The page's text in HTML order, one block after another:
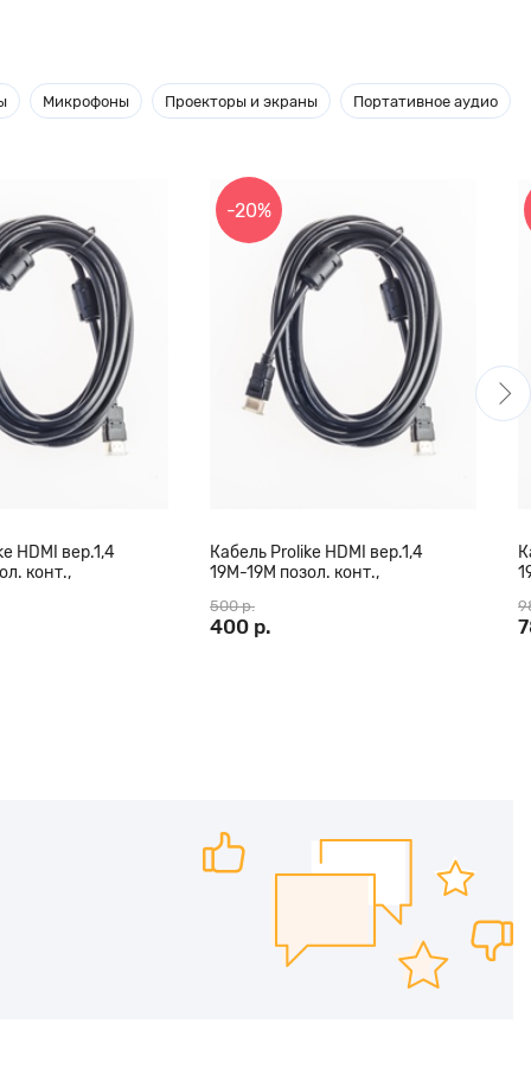
Микрофоны Проекторы и экраны Портативное аудио
HDMI вер.1,4
конт.,
-20%
Кабель Prolike HDMI вер.1,4
19М-19М позол. конт.,
500 р.
400 р.